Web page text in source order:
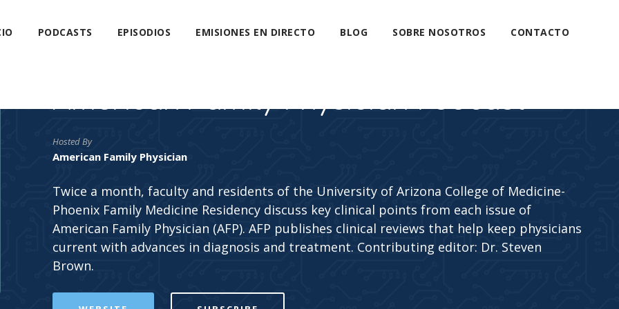
PODCASTS EPISODIOS EMISIONES EN DIRECTO BLOG SOBRE NOSOTROS CONTACTO
American Family Physician Podcast
Hosted By
American Family Physician
Twice a month, faculty and residents of the University of Arizona College of Medicine-
Phoenix Family Medicine Residency discuss key clinical points from each issue of
American Family Physician (AFP). AFP publishes clinical reviews that help keep physicians
current with advances in diagnosis and treatment. Contributing editor: Dr. Steven
Brown.